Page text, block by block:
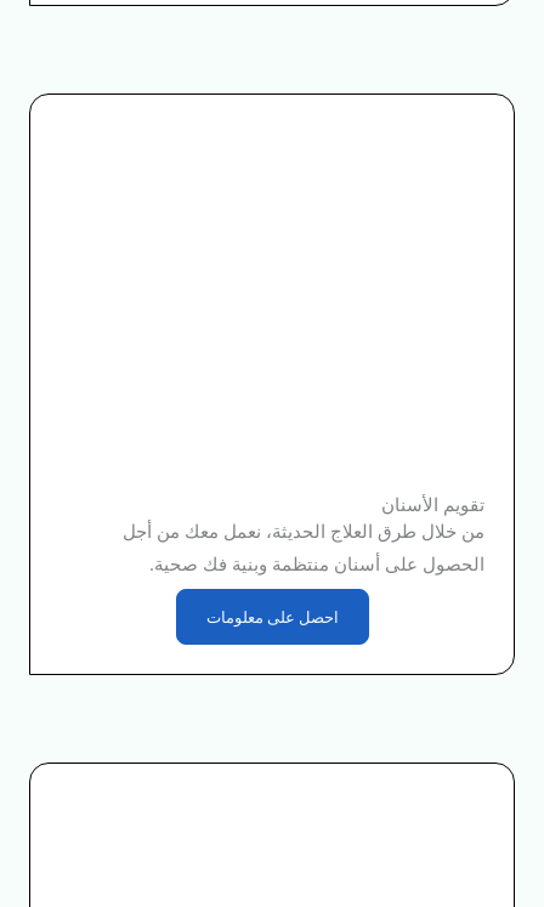
تقويم الأسنان
من خلال طرق العلاج الحديثة، نعمل معك من أجل
الحصول على أسنان منتظمة وبنية فك صحية.
احصل على معلومات